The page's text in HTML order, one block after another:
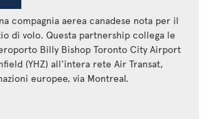
compagnia aerea canadese nota per il
di volo. Questa partnership collega le
Billy Bishop Toronto City Airport
(YHZ) all'intera rete Air Transat,
europee, via Montreal.